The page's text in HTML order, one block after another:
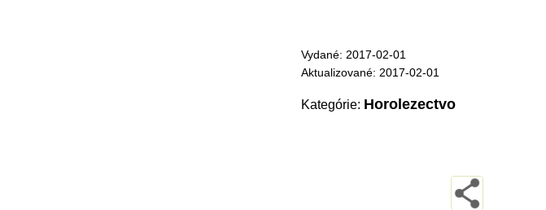
Vydané: 2017-02-01
Aktualizované: 2017-02-01
Kategórie: Horolezectvo